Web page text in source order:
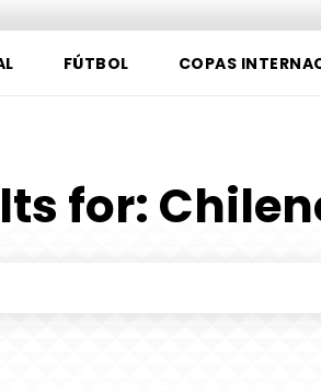
FÚTBOL COPAS
for: